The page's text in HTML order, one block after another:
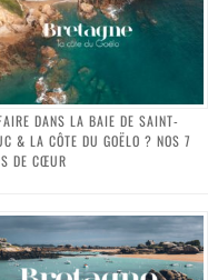
DANS LA BAIE DE SAINT-
& LA CÔTE DU GOËLO ? NOS 7
DE CŒUR